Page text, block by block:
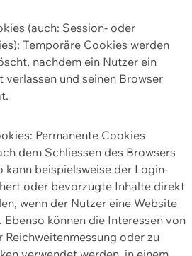
(auch: Session- oder
Temporäre Cookies werden
nachdem ein Nutzer ein
verlassen und seinen Browser
Permanente Cookies
dem Schliessen des Browsers
kann beispielsweise der Login-
oder bevorzugte Inhalte direkt
wenn der Nutzer eine Website
Ebenso können die Interessen von
Reichweitenmessung oder zu